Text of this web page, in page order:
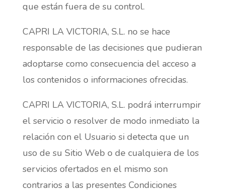
que están fuera de su control.
CAPRI LA VICTORIA, S.L. no se hace
responsable de las decisiones que pudieran
adoptarse como consecuencia del acceso a
los contenidos o informaciones ofrecidas.
CAPRI LA VICTORIA, S.L. podrá interrumpir
el servicio o resolver de modo inmediato la
relación con el Usuario si detecta que un
uso de su Sitio Web o de cualquiera de los
servicios ofertados en el mismo son
contrarios a las presentes Condiciones